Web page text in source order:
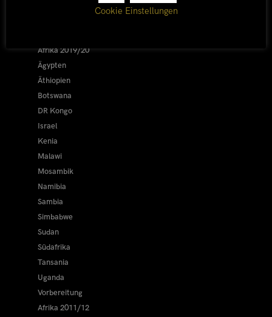
Afrika 2019/20
Ägypten
Äthiopien
Botswana
DR Kongo
Israel
Kenia
Malawi
Mosambik
Namibia
Sambia
Simbabwe
Sudan
Südafrika
Tansania
Uganda
Vorbereitung
Afrika 2011/12
Cookie Einstellungen